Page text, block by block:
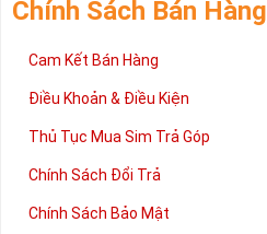
Chính Sách Bán Hàng
Cam Kết Bán Hàng
Điều Khoản & Điều Kiện
Thủ Tục Mua Sim Trả Góp
Chính Sách Đổi Trả
Chính Sách Bảo Mật